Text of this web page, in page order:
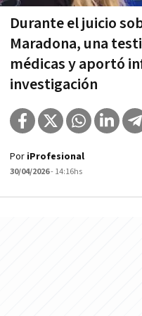
Durante el juicio
Maradona, una
médicas y aportó
investigación
Por iProfesional
30/04/2026- 14:16hs